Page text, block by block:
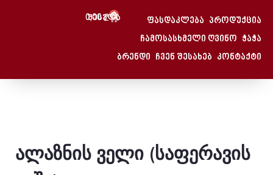
ფასდაკლება პროდუქცია
ჩამოსასხმელი ღვინო ჭაჭა
ბრენდი ჩვენ შესახებ კონტაქტი
0,00₾ 0
Შესვლა
Ალაზნის Ველი (საფერავის Ჯიში)
ჩამოსასხმელი ღვინო/ ალაზნის ველი (საფერავის
ალაზნის ველი (საფერავის